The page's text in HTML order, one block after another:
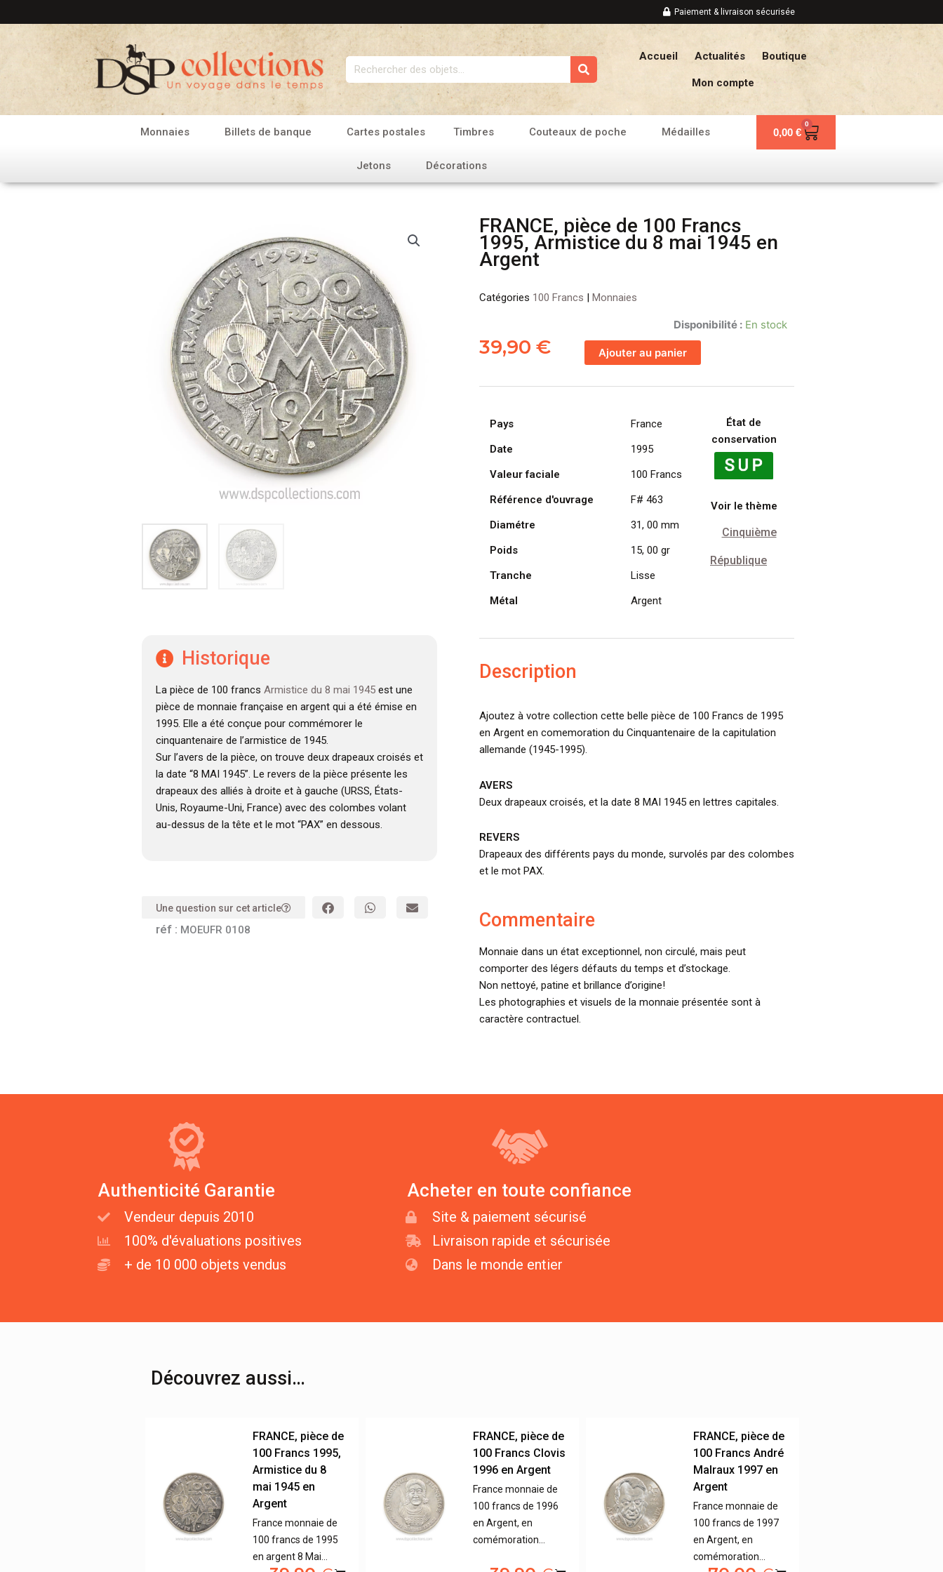
au
contenu
Paiement & livraison sécurisée
Rechercher
Accueil Actualités Boutique
Mon compte
Monnaies Billets de banque Cartes postales Timbres Couteaux de poche Médailles
Jetons Décorations
0,00 €
0
Panier
Historique
La pièce de 100 francs Armistice du 8 mai 1945est une
pièce de monnaie française en argent qui a été émise en
1995. Elle a été conçue pour commémorer le
cinquantenaire de l’armistice de 1945.
Sur l’avers de la pièce, on trouve deux drapeaux croisés et
la date “8 MAI 1945”. Le revers de la pièce présente les
drapeaux des alliés à droite et à gauche (URSS, États-
Unis, Royaume-Uni, France) avec des colombes volant
au-dessus de la tête et le mot “PAX” en dessous.
Une question sur cet article
réf : MOEUFR 0108
FRANCE, pièce de 100 Francs
1995, Armistice du 8 mai 1945 en
Argent
Catégories 100 Francs | Monnaies
39,90 €
Disponibilité : En stock
de
FRANCE,
de
mai
Ajouter au panier
Pays
France
Date
1995
Valeur faciale
100 Francs
Référence d'ouvrage
F# 463
Diamétre
31, 00 mm
Poids
15, 00 gr
Tranche
Lisse
Métal
Argent
État de
conservation
Voir le thème
Cinquième
République
Description
Ajoutez à votre collection cette belle pièce de 100 Francs de 1995
en Argent en comemoration du Cinquantenaire de la capitulation
allemande (1945-1995).
AVERS
Deux drapeaux croisés, et la date 8 MAI 1945 en lettres capitales.
REVERS
Drapeaux des différents pays du monde, survolés par des colombes
et le mot PAX.
Commentaire
Monnaie dans un état exceptionnel, non circulé, mais peut
comporter des légers défauts du temps et d’stockage.
Non nettoyé, patine et brillance d’origine!
Les photographies et visuels de la monnaie présentée sont à
caractère contractuel.
Authenticité Garantie
Vendeur depuis 2010
100% d'évaluations positives
+ de 10 000 objets vendus
Acheter en toute confiance
Site & paiement sécurisé
Livraison rapide et sécurisée
Dans le monde entier
Découvrez aussi…
FRANCE, pièce de
100 Francs 1995,
Armistice du 8
mai 1945 en
Argent
France monnaie de
100 francs de 1995
en argent 8 Mai…
FRANCE, pièce de
100 Francs Clovis
1996 en Argent
France monnaie de
100 francs de 1996
en Argent, en
comémoration…
FRANCE, pièce de
100 Francs André
Malraux 1997 en
Argent
France monnaie de
100 francs de 1997
en Argent, en
comémoration…